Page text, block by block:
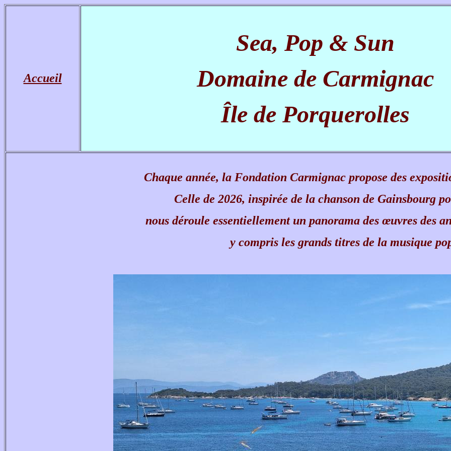
Accueil
Sea, Pop & Sun
Domaine de Carmignac
Île de Porquerolles
Chaque année, la Fondation Carmignac propose des
Celle de 2026, inspirée de la chanson de Gainsbourg
nous déroule essentiellement un panorama des œuvres des
y compris les grands titres de la musique